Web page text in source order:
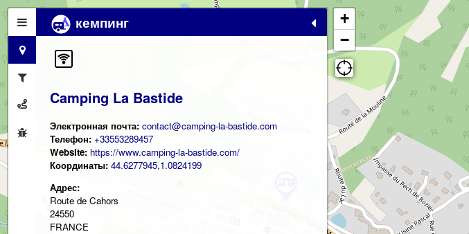
кемпинг
Camping La Bastide
Электронная почта: contact@camping-la-bastide.com
Телефон: +33553289457
Website: https://www.camping-la-bastide.com/
Координаты: 44.6277945,1.0824199
Адрес:
Route de Cahors
24550
FRANCE
+
−